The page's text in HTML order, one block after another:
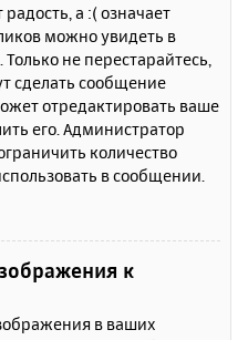
а :( означает
можно увидеть в
не перестарайтесь,
сделать сообщение
отредактировать ваше
его. Администратор
количество
в сообщении.
к
в ваших